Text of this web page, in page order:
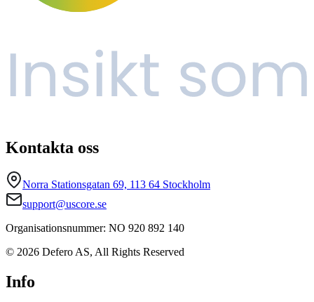
Kontakta oss
Norra Stationsgatan 69, 113 64 Stockholm
support@uscore.se
Organisationsnummer: NO 920 892 140
© 2026 Defero AS, All Rights Reserved
Info